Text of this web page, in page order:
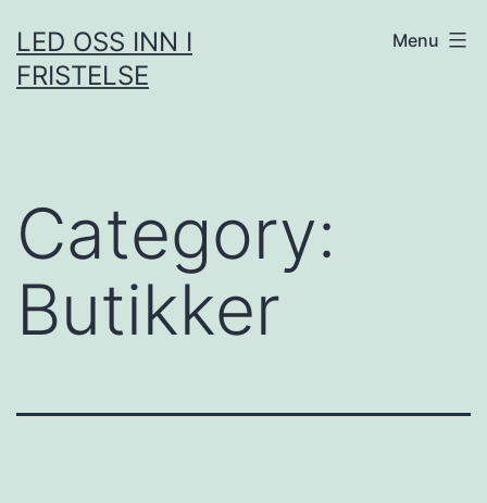
to
content
LED OSS INN I
FRISTELSE
Menu
Category:
Butikker